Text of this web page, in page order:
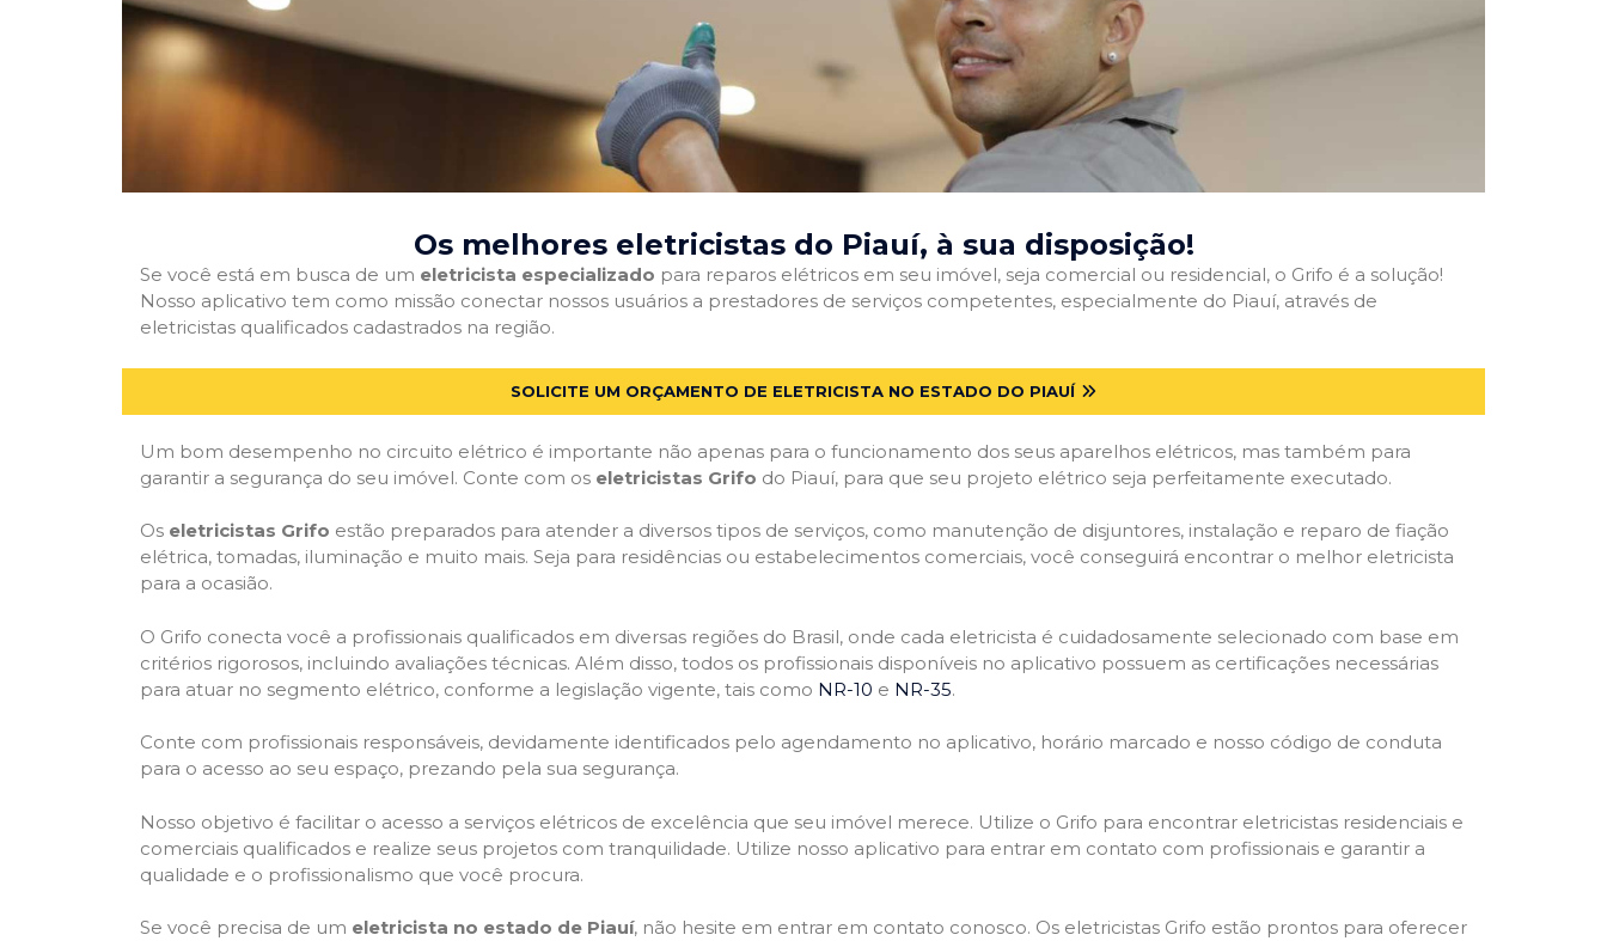
Os melhores eletricistas do Piauí, à sua disposição!
Se você está em busca de um eletricista especializado para reparos elétricos em seu imóvel, seja comercial ou residencial, o Grifo é a solução!
Nosso aplicativo tem como missão conectar nossos usuários a prestadores de serviços competentes, especialmente do Piauí, através de
eletricistas qualificados cadastrados na região.
SOLICITE UM ORÇAMENTO DE ELETRICISTA NO ESTADO DO PIAUÍ
Um bom desempenho no circuito elétrico é importante não apenas para o funcionamento dos seus aparelhos elétricos, mas também para
garantir a segurança do seu imóvel. Conte com os eletricistas Grifo do Piauí, para que seu projeto elétrico seja perfeitamente executado.
Os eletricistas Grifo estão preparados para atender a diversos tipos de serviços, como manutenção de disjuntores, instalação e reparo de fiação
elétrica, tomadas, iluminação e muito mais. Seja para residências ou estabelecimentos comerciais, você conseguirá encontrar o melhor eletricista
para a ocasião.
O Grifo conecta você a profissionais qualificados em diversas regiões do Brasil, onde cada eletricista é cuidadosamente selecionado com base em
critérios rigorosos, incluindo avaliações técnicas. Além disso, todos os profissionais disponíveis no aplicativo possuem as certificações necessárias
para atuar no segmento elétrico, conforme a legislação vigente, tais como NR-10 e NR-35.
Conte com profissionais responsáveis, devidamente identificados pelo agendamento no aplicativo, horário marcado e nosso código de conduta
para o acesso ao seu espaço, prezando pela sua segurança.
Nosso objetivo é facilitar o acesso a serviços elétricos de excelência que seu imóvel merece. Utilize o Grifo para encontrar eletricistas residenciais e
comerciais qualificados e realize seus projetos com tranquilidade. Utilize nosso aplicativo para entrar em contato com profissionais e garantir a
qualidade e o profissionalismo que você procura.
Se você precisa de um eletricista no estado de Piauí, não hesite em entrar em contato conosco. Os eletricistas Grifo estão prontos para oferecer